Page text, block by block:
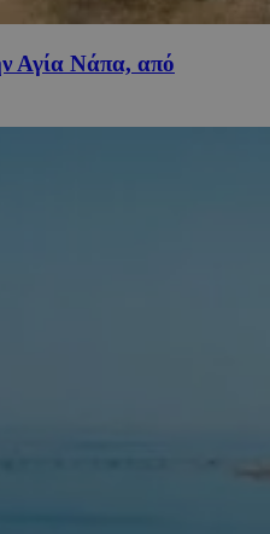
Αγία Νάπα, από